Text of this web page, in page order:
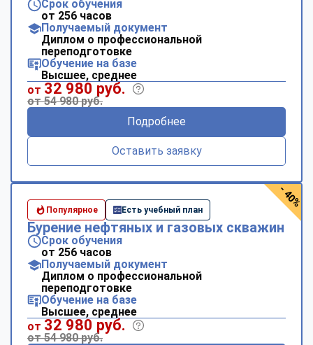
Срок обучения
от 256 часов
Получаемый документ
Диплом о профессиональной
переподготовке
Обучение на базе
Высшее, среднее
от 32 980 руб.
от 54 980 руб.
Подробнее
Оставить заявку
Популярное Есть учебный план
Бурение нефтяных и газовых скважин
Срок обучения
от 256 часов
Получаемый документ
Диплом о профессиональной
переподготовке
Обучение на базе
Высшее, среднее
от 32 980 руб.
от 54 980 руб.
- 40%